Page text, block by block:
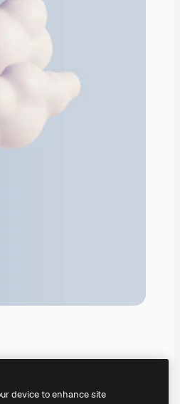
device to enhance site